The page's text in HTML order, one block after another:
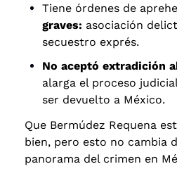
Tiene órdenes de
graves: asociación
secuestro exprés.
No aceptó extradición
alarga el proceso
ser devuelto a México.
Que Bermúdez Requena
bien, pero esto no cambia
panorama del crimen en